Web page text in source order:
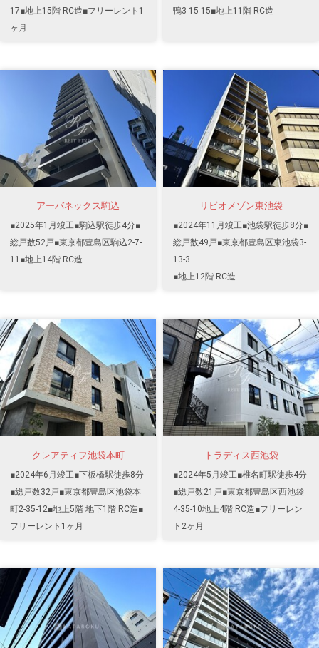
17■地上15階 RC造■フリーレント1
ヶ月
鴨3-15-15■地上11階 RC造
アーバネックス駒込
■2025年1月竣工■駒込駅徒歩4分■
総戸数52戸■東京都豊島区駒込2-7-
11■地上14階 RC造
リビオメゾン東池袋
■2024年11月竣工■池袋駅徒歩8分■
総戸数49戸■東京都豊島区東池袋3-
13-3
■地上12階 RC造
クレアティフ池袋本町
■2024年6月竣工■下板橋駅徒歩8分
■総戸数32戸■東京都豊島区池袋本
町2-35-12■地上5階 地下1階 RC造■
フリーレント1ヶ月
トラディス西池袋
■2024年5月竣工■椎名町駅徒歩4分
■総戸数21戸■東京都豊島区西池袋
4-35-10地上4階 RC造■フリーレン
ト2ヶ月